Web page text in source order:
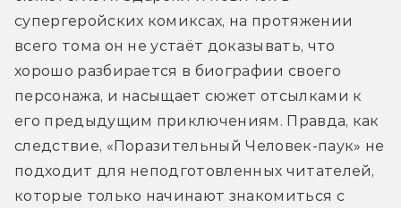
супергеройских комиксах, на протяжении
всего тома он не устаёт доказывать, что
хорошо разбирается в биографии своего
персонажа, и насыщает сюжет отсылками к
его предыдущим приключениям. Правда, как
следствие, «Поразительный Человек-паук» не
подходит для неподготовленных читателей,
которые только начинают знакомиться с